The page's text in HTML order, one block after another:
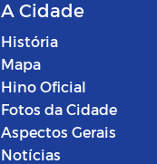
A Cidade
História
Mapa
Hino Oficial
Fotos da Cidade
Aspectos Gerais
Notícias